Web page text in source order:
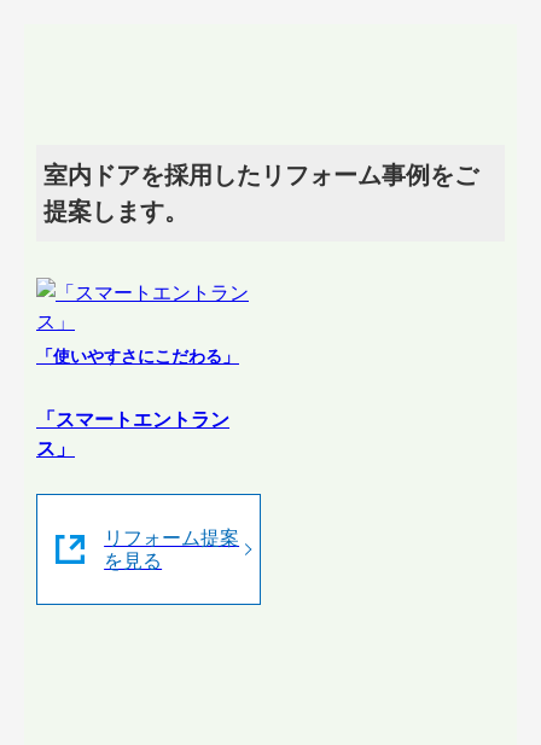
室内ドアを採用したリフォーム事例をご
提案します。
「使いやすさにこだわる」
「スマートエントラン
ス」
リフォーム提案
を見る